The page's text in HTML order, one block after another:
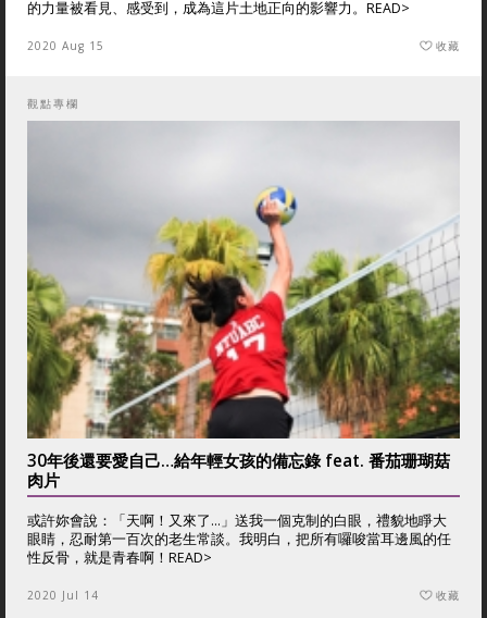
的力量被看見、感受到，成為這片土地正向的影響力。 READ>
2020 Aug 15 收藏
觀點專欄
30年後還要愛自己…給年輕女孩的備忘錄 feat. 番茄珊瑚菇
肉片
或許妳會說：「天啊！又來了…」送我一個克制的白眼，禮貌地睜大
眼睛，忍耐第一百次的老生常談。我明白，把所有囉唆當耳邊風的任
性反骨，就是青春啊！ READ>
2020 Jul 14 收藏